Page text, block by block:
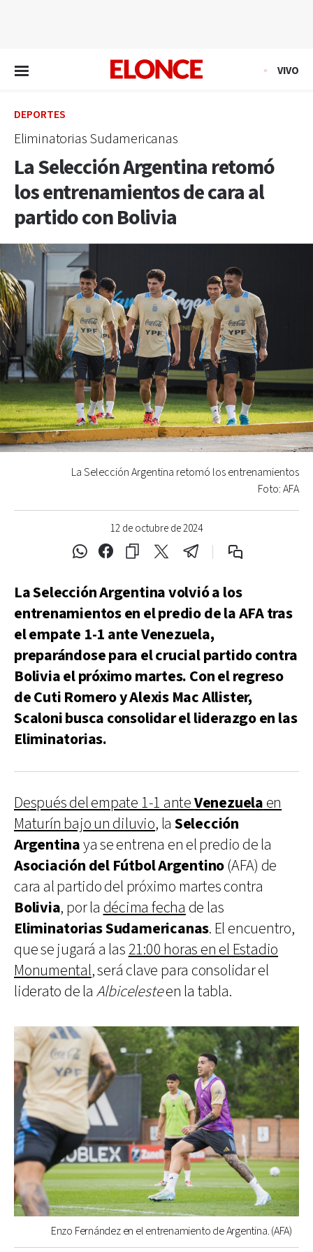
VIVO
DEPORTES
Eliminatorias Sudamericanas
La Selección Argentina retomó
los entrenamientos de cara al
partido con Bolivia
12 de octubre de 2024
La Selección Argentina retomó los entrenamientos
Foto: AFA
La Selección Argentina volvió a los
entrenamientos en el predio de la AFA tras
el empate 1-1 ante Venezuela,
preparándose para el crucial partido contra
Bolivia el próximo martes. Con el regreso
de Cuti Romero y Alexis Mac Allister,
Scaloni busca consolidar el liderazgo en las
Eliminatorias.
Después del empate 1-1 anteVenezuela en
Maturín bajo un diluvio, la Selección
Argentinaya se entrena en el predio de la
Asociación del Fútbol Argentino (AFA) de
cara al partido del próximo martes contra
Bolivia, por la décima fecha de las
Eliminatorias Sudamericanas. El encuentro,
que se jugará a las 21:00 horas en el Estadio
Monumental, será clave para consolidar el
liderato de la Albicelesteen la tabla.
Enzo Fernández en el entrenamiento de Argentina. (AFA)